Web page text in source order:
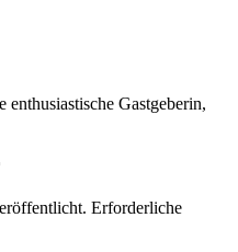
Gastgeberin,
Erforderliche